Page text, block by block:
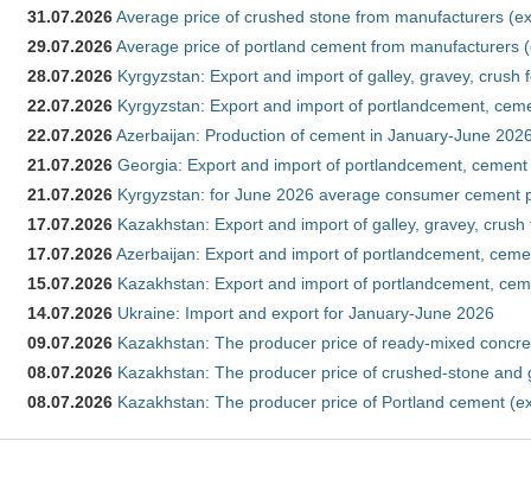
31.07.2026Average price of crushed stone from manufacturers
29.07.2026Average price of portland cement from manufacturers
28.07.2026 Kyrgyzstan: Export and import of galley, gravey,
22.07.2026 Kyrgyzstan: Export and import of portlandcement,
22.07.2026Azerbaijan: Production of cement in January-June
21.07.2026 Georgia: Export and import of portlandcement,
21.07.2026 Kyrgyzstan: for June 2026 average consumer cement
17.07.2026 Kazakhstan: Export and import of galley, gravey,
17.07.2026Azerbaijan: Export and import of portlandcement,
15.07.2026 Kazakhstan: Export and import of portlandcement,
14.07.2026 Ukraine: Import and export for January-June 2026
09.07.2026 Kazakhstan: The producer price of ready-mixed
08.07.2026 Kazakhstan: The producer price of crushed-stone and
08.07.2026 Kazakhstan: The producer price of Portland cement